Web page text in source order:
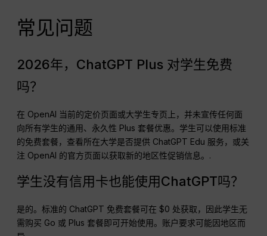
常见问题
2026年，ChatGPT Plus 对学生免费
吗？
在 OpenAI 当前的定价页面或大学生专页上，并未宣传任何面
向所有学生的通用、永久性 Plus 套餐优惠。学生可以使用标准
的免费套餐，查看所在大学是否提供 ChatGPT Edu 服务，或关
注 OpenAI 的官方页面以获取新的地区性促销信息。.
学生没有信用卡也能使用ChatGPT吗？
是的。标准的 ChatGPT 免费套餐可在 $0 处获取，因此学生无
需购买 Go 或 Plus 套餐即可开始使用。账户要求可能因地区而